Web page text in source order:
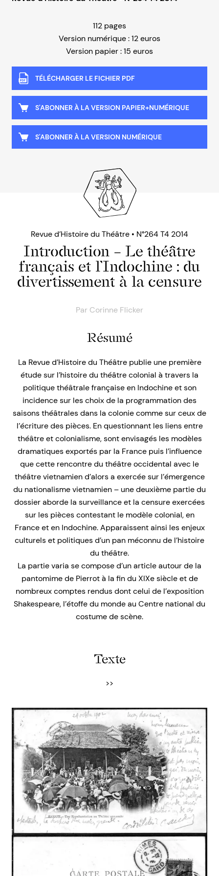
112 pages
Version numérique : 12 euros
Version papier : 15 euros
TÉLÉCHARGER LE FICHIER PDF
S'ABONNER À LA VERSION PAPIER+NUMÉRIQUE
S'ABONNER À LA VERSION NUMÉRIQUE
Revue d’Histoire du Théâtre • N°264 T4 2014
Introduction – Le théâtre
français et l’Indochine : du
divertissement à la censure
Par Corinne Flicker
Résumé
La Revue d’Histoire du Théâtre publie une première
étude sur l’histoire du théâtre colonial à travers la
politique théâtrale française en Indochine et son
incidence sur les choix de la programmation des
saisons théâtrales dans la colonie comme sur ceux de
l’écriture des pièces. En questionnant les liens entre
théâtre et colonialisme, sont envisagés les modèles
dramatiques exportés par la France puis l’influence
que cette rencontre du théâtre occidental avec le
théâtre vietnamien d’alors a exercée sur l’émergence
du nationalisme vietnamien – une deuxième partie du
dossier aborde la surveillance et la censure exercées
sur les pièces contestant le modèle colonial, en
France et en Indochine. Apparaissent ainsi les enjeux
culturels et politiques d’un pan méconnu de l’histoire
du théâtre.
La partie varia se compose d’un article autour de la
pantomime de Pierrot à la fin du XIXe siècle et de
nombreux comptes rendus dont celui de l’exposition
Shakespeare, l’étoffe du monde au Centre national du
costume de scène.
Texte
>>